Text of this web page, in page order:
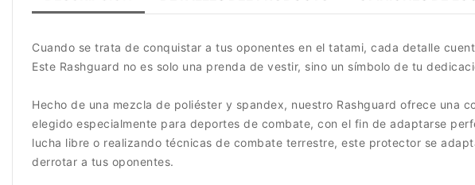
Cuando se trata de conquistar a tus oponentes en el tatami, cada detalle
Este Rashguard no es solo una prenda de vestir, sino un símbolo de tu
Hecho de una mezcla de poliéster y spandex, nuestro Rashguard ofrece
elegido especialmente para deportes de combate, con el fin de adaptarse
lucha libre o realizando técnicas de combate terrestre, este protector se
derrotar a tus oponentes.